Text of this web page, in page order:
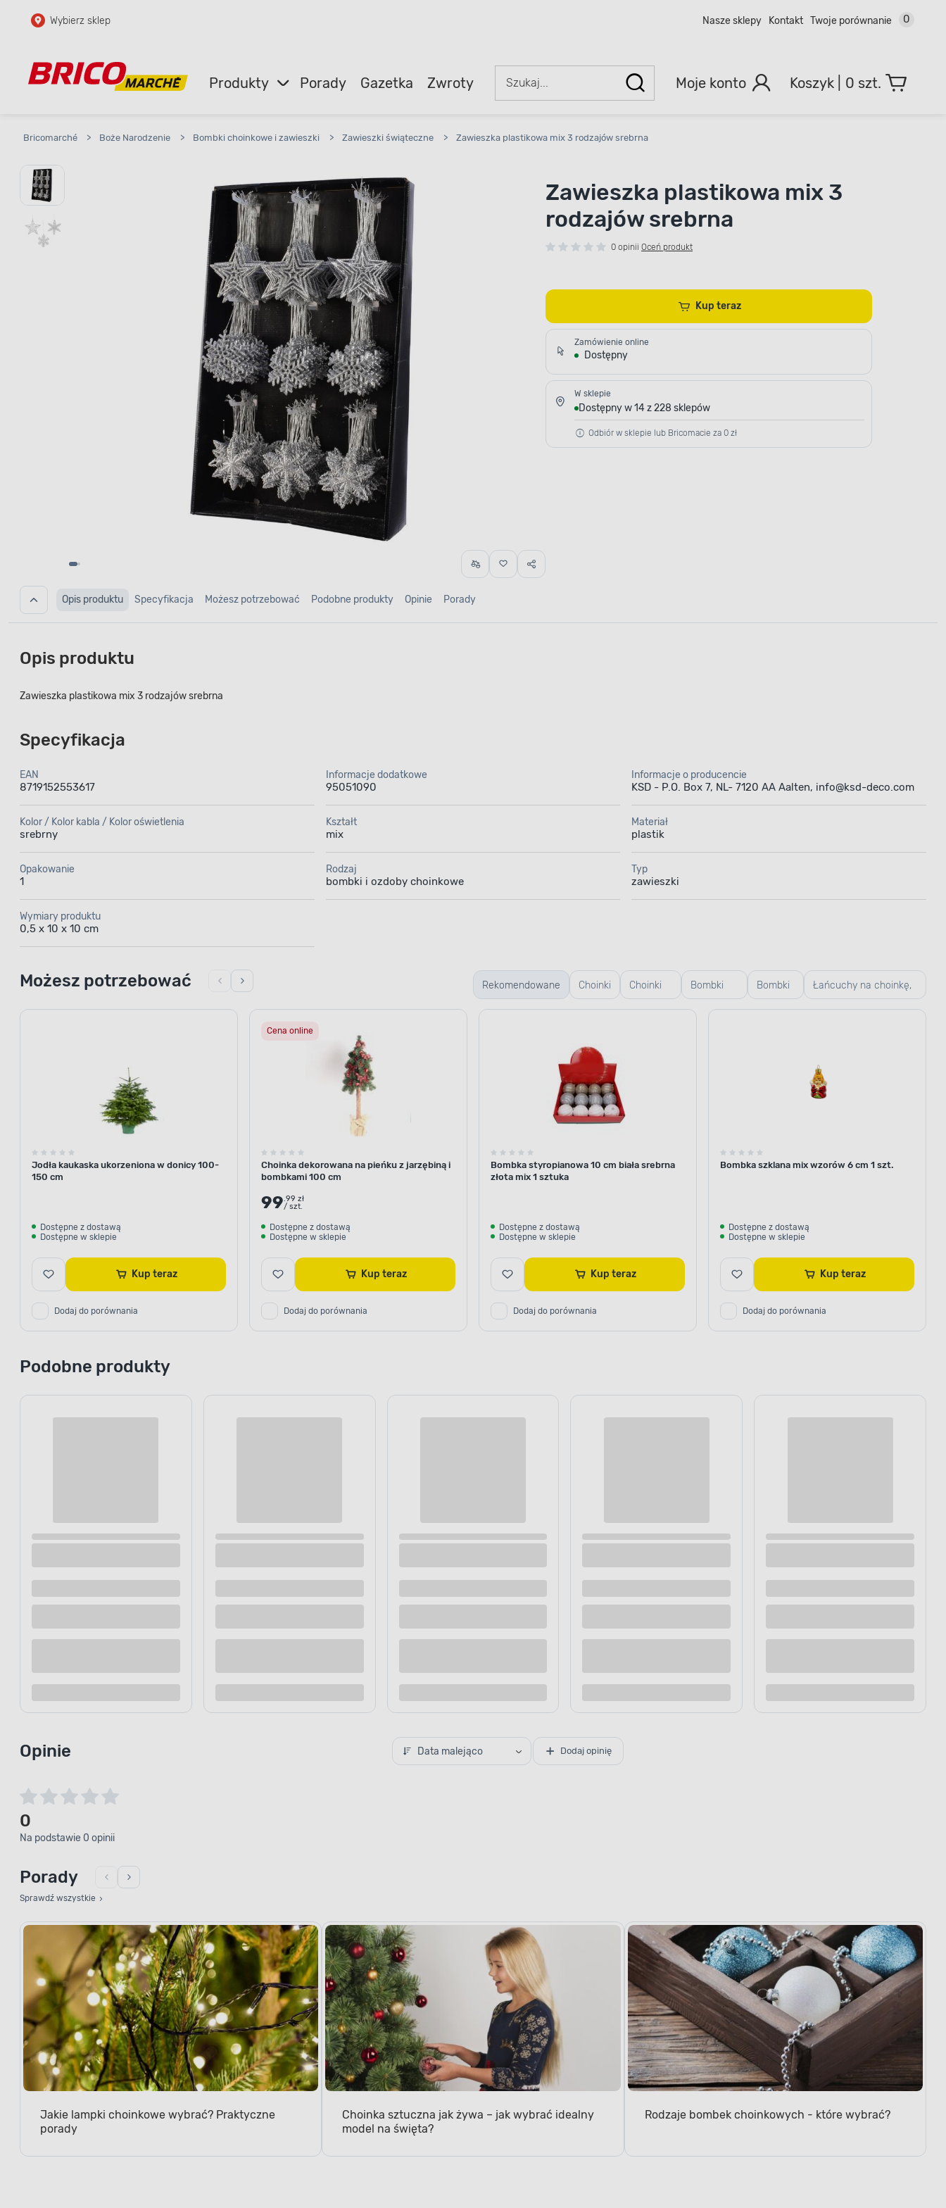
Przejdź do głównej zawartości
Przejdź do wyszukiwarki
Wybierz sklep Nasze sklepy Kontakt Twoje porównanie 0
Produkty Porady Gazetka Zwroty Moje konto 0 szt.
Bricomarché > Boże Narodzenie > Bombki choinkowe i zawieszki > Zawieszki świąteczne > Zawieszka plastikowa mix 3 rodzajów srebrna
Zawieszka plastikowa mix 3
rodzajów srebrna
0 opinii Oceń produkt
Kup teraz
Zamówienie online
Dostępny
W sklepie
Dostępny w 14 z 228 sklepów
Odbiór w sklepie lub Bricomacie za 0 zł
Opis produktu Specyfikacja Możesz potrzebować Podobne produkty Opinie Porady
Opis produktu
Zawieszka plastikowa mix 3 rodzajów srebrna
Specyfikacja
EAN
8719152553617
Informacje dodatkowe
95051090
Informacje o producencie
KSD - P.O. Box 7, NL- 7120 AA Aalten, info@ksd-deco.com
Kolor / Kolor kabla / Kolor oświetlenia
srebrny
Kształt
mix
Materiał
plastik
Opakowanie
1
Rodzaj
bombki i ozdoby choinkowe
Typ
zawieszki
Wymiary produktu
0,5 x 10 x 10 cm
Rekomendowane Choinki Choinki Bombki
plastikowe
Bombki Łańcuchy na choinkę,
Możesz potrzebować
Jodła kaukaska ukorzeniona w donicy 100-
150 cm
Dostępne z dostawą
Dostępne w sklepie
Kup teraz
Dodaj do porównania
Cena online
Choinka dekorowana na pieńku z jarzębiną i
bombkami 100 cm
99.99 zł
/ szt.
Dostępne z dostawą
Dostępne w sklepie
Kup teraz
Dodaj do porównania
Bombka styropianowa 10 cm biała srebrna
złota mix 1 sztuka
Dostępne z dostawą
Dostępne w sklepie
Kup teraz
Dodaj do porównania
Bombka szklana mix wzorów 6 cm 1 szt.
Dostępne z dostawą
Dostępne w sklepie
Kup teraz
Dodaj do porównania
Podobne produkty
Opinie Data malejąco Dodaj opinię
0
Na podstawie 0 opinii
Porady
Sprawdź wszystkie
Jakie lampki choinkowe wybrać? Praktyczne
porady
Choinka sztuczna jak żywa – jak wybrać idealny
model na święta?
Rodzaje bombek choinkowych - które wybrać?